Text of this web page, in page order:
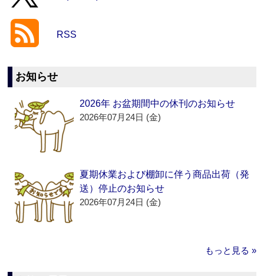
RSS
お知らせ
2026年 お盆期間中の休刊のお知らせ
2026年07月24日 (金)
夏期休業および棚卸に伴う商品出荷（発
送）停止のお知らせ
2026年07月24日 (金)
もっと見る »